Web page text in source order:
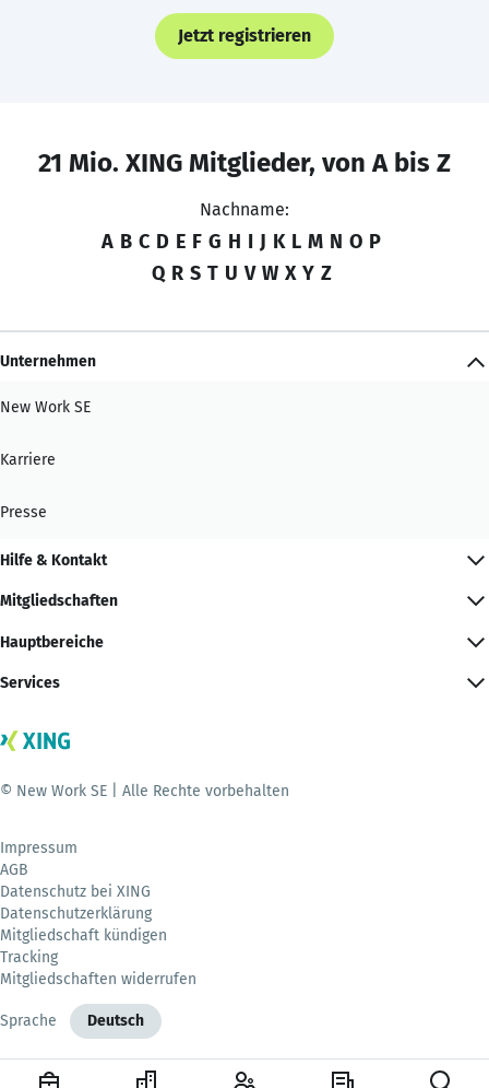
Jetzt registrieren
21 Mio. XING Mitglieder, von A bis Z
Nachname:
A B C D E F G H I J K L M N O P
Q R S T U V W X Y Z
Unternehmen
New Work SE
Karriere
Presse
Hilfe & Kontakt
Mitgliedschaften
Hauptbereiche
Services
© New Work SE | Alle Rechte vorbehalten
Impressum
AGB
Datenschutz bei XING
Datenschutzerklärung
Mitgliedschaft kündigen
Tracking
Mitgliedschaften widerrufen
Sprache Deutsch